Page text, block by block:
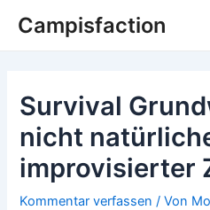
Campisfaction
Survival
nicht
improvisierter
Kommentar verfassen / Von